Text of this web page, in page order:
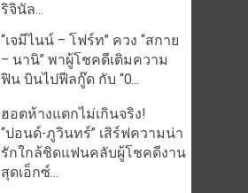
ริจินัล...
“เจมีไนน์ – โฟร์ท” ควง “สกาย
– นานิ” พาผู้โชคดีเติมความ
ฟิน บินไปฟีลกู๊ด กับ “O...
ฮอตห้างแตกไม่เกินจริง!
“ปอนด์-ภูวินทร์” เสิร์ฟความน่า
รักใกล้ชิดแฟนคลับผู้โชคดีงาน
สุดเอ็กซ์...